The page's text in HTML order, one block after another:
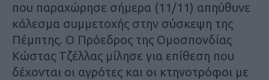
που παραχώρησε σήμερα (11/11) απηύθυνε
κάλεσμα συμμετοχής στην σύσκεψη της
Πέμπτης. Ο Πρόεδρος της Ομοσπονδίας
Κώστας Τζέλλας μίλησε για επίθεση που
δέχονται οι αγρότες και οι κτηνοτρόφοι με